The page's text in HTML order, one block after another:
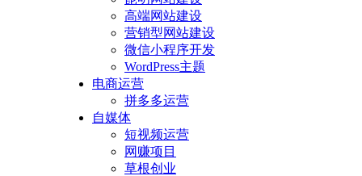
高端网站建设
营销型网站建设
微信小程序开发
WordPress主题
电商运营
拼多多运营
自媒体
短视频运营
网赚项目
草根创业